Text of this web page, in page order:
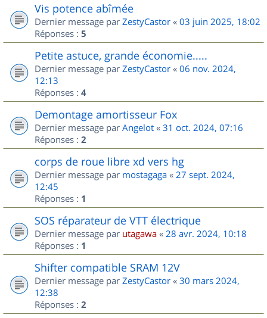
Vis potence abîmée
Dernier message par ZestyCastor « 03 juin 2025, 18:02
Réponses : 5
Petite astuce, grande économie.....
Dernier message par ZestyCastor « 06 nov. 2024,
12:13
Réponses : 4
Demontage amortisseur Fox
Dernier message par Angelot « 31 oct. 2024, 07:16
Réponses : 2
corps de roue libre xd vers hg
Dernier message par mostagaga « 27 sept. 2024,
12:45
Réponses : 1
SOS réparateur de VTT électrique
Dernier message par utagawa « 28 avr. 2024, 10:18
Réponses : 1
Shifter compatible SRAM 12V
Dernier message par ZestyCastor « 30 mars 2024,
12:38
Réponses : 2